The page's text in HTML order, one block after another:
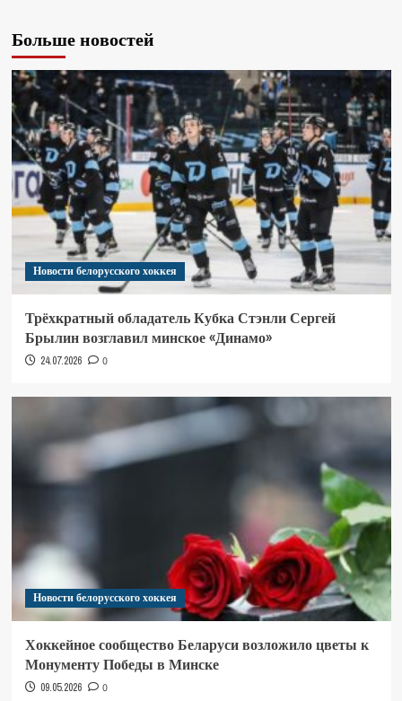
Больше новостей
Новости белорусского хоккея
Трёхкратный обладатель Кубка Стэнли Сергей
Брылин возглавил минское «Динамо»
24.07.2026 0
Новости белорусского хоккея
Хоккейное сообщество Беларуси возложило цветы к
Монументу Победы в Минске
09.05.2026 0